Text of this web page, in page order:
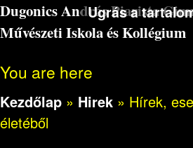
Ugrás a
Dugonics András Piarista
Művészeti Iskola és Kollégium
You are here
Kezdőlap » Hirek » Hírek,
életéből